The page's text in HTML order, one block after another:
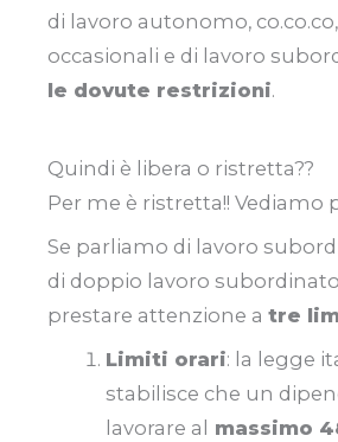
di lavoro autonomo,
occasionali e di lavoro
le dovute restrizioni.
Quindi è libera o ristretta??
Per me è ristretta!! Vediamo
Se parliamo di lavoro
di doppio lavoro
prestare attenzione a tre
Limiti orari: la legge
stabilisce che un
lavorare al
massimo